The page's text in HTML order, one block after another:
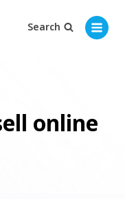
Search
online